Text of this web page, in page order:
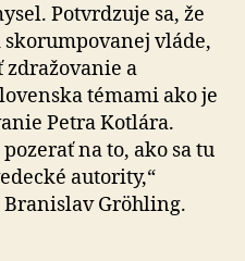
Potvrdzuje sa, že
vláde,
zdražovanie a
témami ako je
Petra Kotlára.
na to, ako sa tu
autority,“
Branislav Gröhling.